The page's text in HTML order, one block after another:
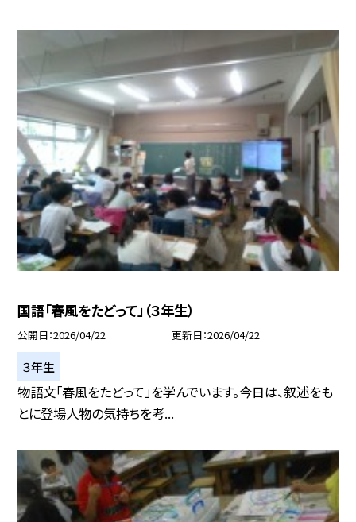
国語「春風をたどって」（３年生）
公開日 2026/04/22 更新日 2026/04/22
３年生
物語文「春風をたどって」を学んでいます。今日は、叙述をも
とに登場人物の気持ちを考...